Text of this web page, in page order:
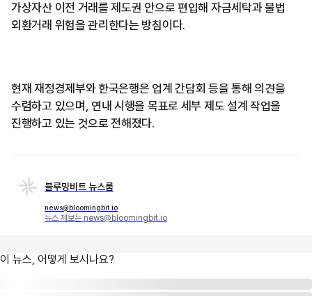
가상자산 이전 거래를 제도권 안으로 편입해 자금세탁과 불법
외환거래 위험을 관리한다는 방침이다.
현재 재정경제부와 한국은행은 업계 간담회 등을 통해 의견을
수렴하고 있으며, 연내 시행을 목표로 세부 제도 설계 작업을
진행하고 있는 것으로 전해졌다.
블루밍비트 뉴스룸
news@bloomingbit.io
뉴스 제보는 news@bloomingbit.io
이 뉴스, 어떻게 보시나요?